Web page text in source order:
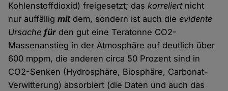
Kohlenstoffdioxid) freigesetzt; daskorreliertnicht
nur auffälligmit dem, sondern ist auch dieevidente
Ursachefür den gut eine Teratonne CO2-
Massenanstieg in der Atmosphäre auf deutlich über
600 mppm, die anderen circa 50 Prozent sind in
CO2-Senken (Hydrosphäre, Biosphäre, Carbonat-
Verwitterung) absorbiert (die Daten und auch das